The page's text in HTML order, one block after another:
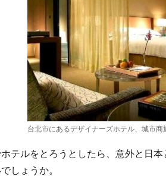
台北市にあるデザイナーズホテル、城市商
テルをとろうとしたら、意外と日
しょうか。